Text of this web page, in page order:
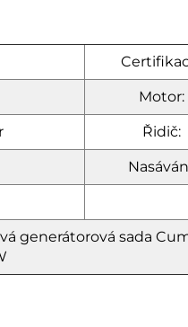
Motor:
Řidič:
generátorová sada